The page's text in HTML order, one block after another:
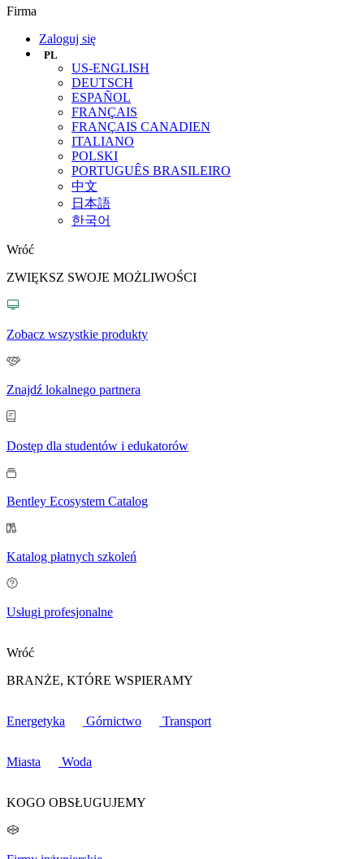
Firma
Zaloguj się
PL
US-ENGLISH
DEUTSCH
ESPAÑOL
FRANÇAIS
FRANÇAIS CANADIEN
ITALIANO
POLSKI
PORTUGUÊS BRASILEIRO
中文
日本語
한국어
Wróć
ZWIĘKSZ SWOJE MOŻLIWOŚCI
Zobacz wszystkie produkty
Znajdź lokalnego partnera
Dostęp dla studentów i edukatorów
Bentley Ecosystem Catalog
Katalog płatnych szkoleń
Usługi profesjonalne
Wróć
BRANŻE, KTÓRE WSPIERAMY
Energetyka Górnictwo Transport
Miasta Woda
KOGO OBSŁUGUJEMY